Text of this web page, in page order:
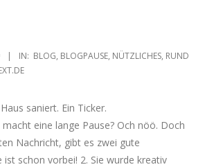
IN: BLOG, BLOGPAUSE, NÜTZLICHES, RUND
saniert. Ein Ticker.
eine lange Pause? Och nöö. Doch
Nachricht, gibt es zwei gute
ist schon vorbei! 2. Sie wurde kreativ